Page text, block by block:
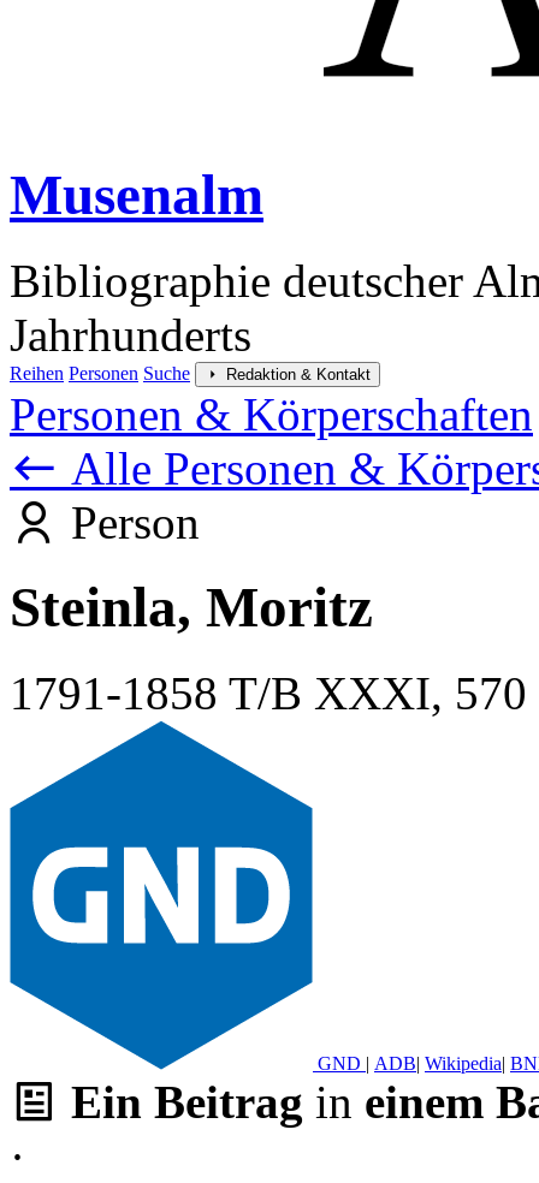
Musenalm
Bibliographie deutscher
Jahrhunderts
Reihen Personen Suche Redaktion & Kontakt
Personen & Körperschaften
Alle Personen &
Person
Steinla, Moritz
1791-1858 T/B XXXI, 570
GND | ADB| Wikipedia|
Ein Beitrag in einem
·